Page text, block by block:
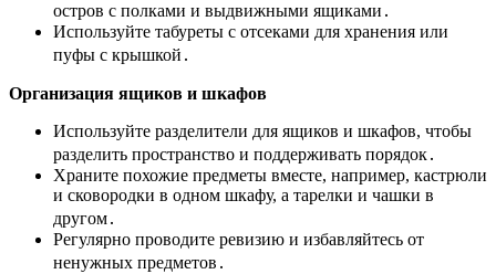
остров с полками и выдвижными ящиками․
Используйте табуреты с отсеками для хранения или
пуфы с крышкой․
Организация ящиков и шкафов
Используйте разделители для ящиков и шкафов, чтобы
разделить пространство и поддерживать порядок․
Храните похожие предметы вместе, например, кастрюли
и сковородки в одном шкафу, а тарелки и чашки в
другом․
Регулярно проводите ревизию и избавляйтесь от
ненужных предметов․